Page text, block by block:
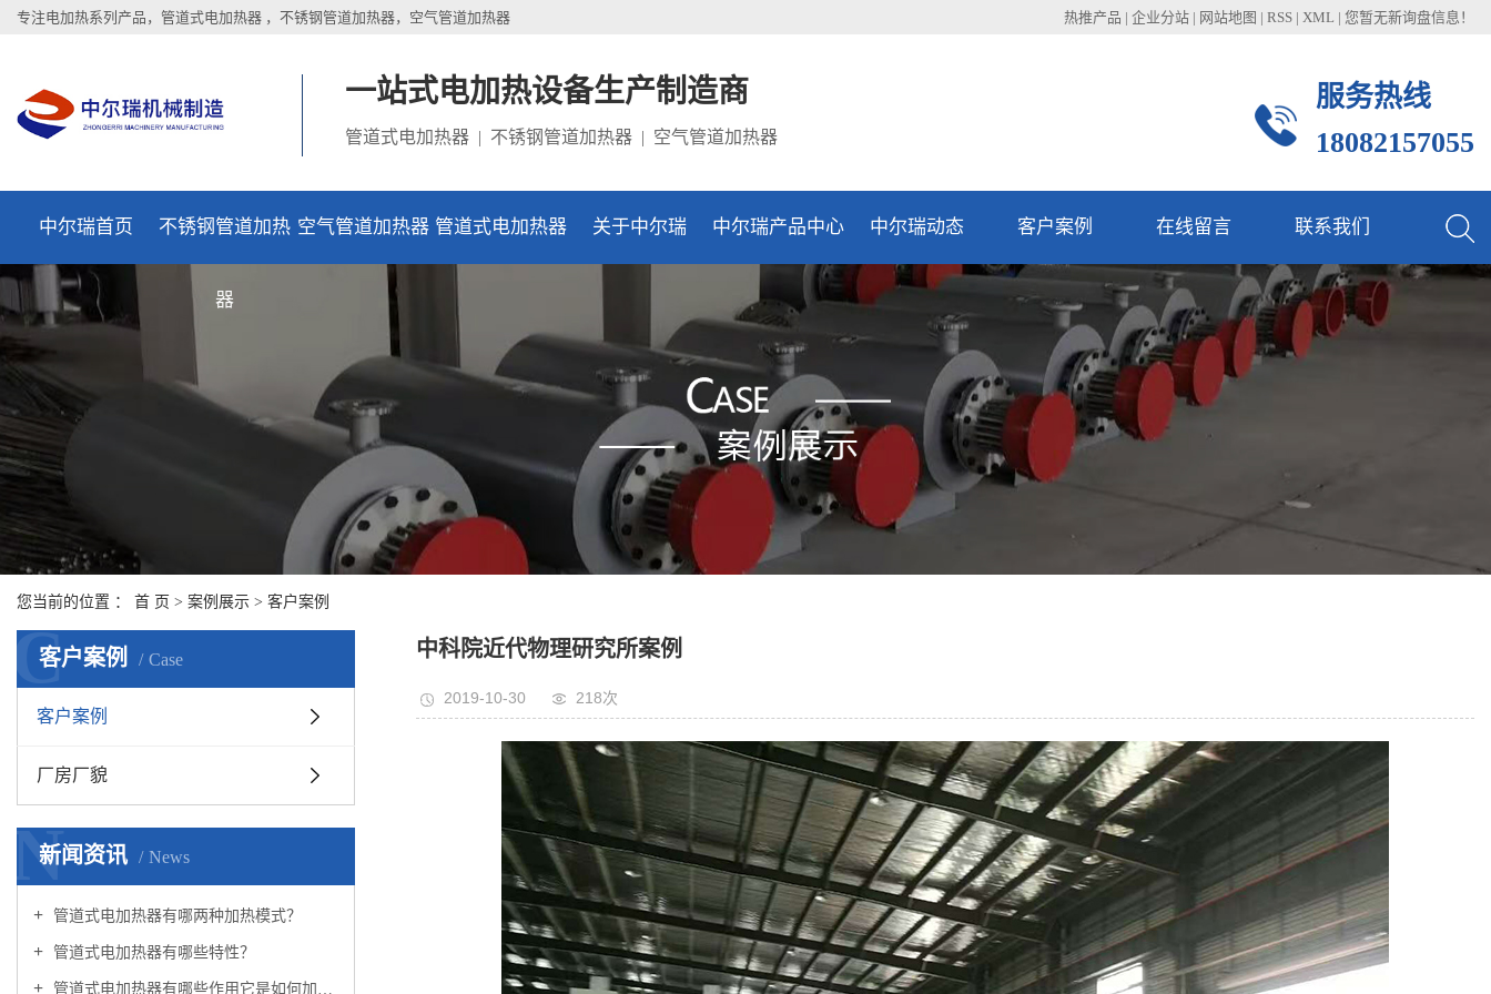
专注电加热系列产品，管道式电加热器 ，不锈钢管道加热器，空气管道加热器 热推产品 | 企业分站 | 网站地图 | RSS | XML | 您暂无新询盘信息！
一站式电加热设备生产制造商
管道式电加热器 | 不锈钢管道加热器 | 空气管道加热器
服务热线
18082157055
中尔瑞首页 不锈钢管道加热
器
空气管道加热器 管道式电加热器 关于中尔瑞 中尔瑞产品中心 中尔瑞动态 客户案例 在线留言 联系我们
您当前的位置 ： 首 页 > 案例展示 > 客户案例
客户案例 Case
C
客户案例
厂房厂貌
新闻资讯 News
N
管道式电加热器有哪两种加热模式？
管道式电加热器有哪些特性？
管道式电加热器有哪些作用它是如何加热的？
中科院近代物理研究所案例
2019-10-30 218次